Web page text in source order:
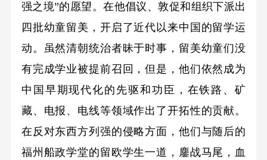
强之境”的愿望。在他倡议、敦促和组织下派出
四批幼童留美，开启了近代以来中国的留学运
动。虽然清朝统治者昧于时事，留美幼童们没
有完成学业被提前召回，但是，他们依然成为
中国早期现代化的先驱和功臣，在铁路、矿
藏、电报、电线等领域作出了开拓性的贡献。
在反对东西方列强的侵略方面，他们与随后的
福州船政学堂的留欧学生一道，鏖战马尾，血